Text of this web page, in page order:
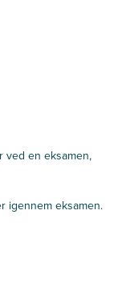
ved en eksamen,
igennem eksamen.